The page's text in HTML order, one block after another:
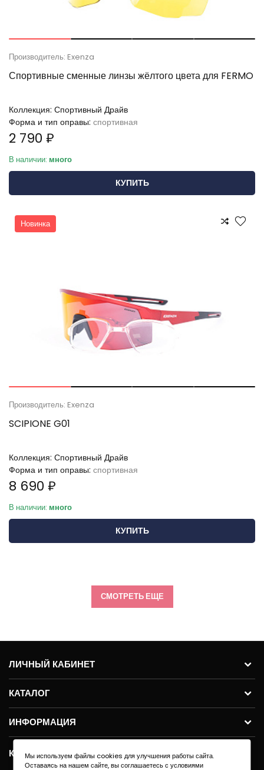
Производитель: Exenza
Спортивные сменные линзы жёлтого цвета для FERMO
Коллекция: Спортивный Драйв
Форма и тип оправы: спортивная
2 790 ₽
В наличии: много
КУПИТЬ
Новинка
Производитель: Exenza
SCIPIONE G01
Коллекция: Спортивный Драйв
Форма и тип оправы: спортивная
8 690 ₽
В наличии: много
КУПИТЬ
СМОТРЕТЬ ЕЩЕ
ЛИЧНЫЙ КАБИНЕТ
КАТАЛОГ
ИНФОРМАЦИЯ
КОНТАКТЫ
Мы используем файлы cookies для улучшения работы сайта.
Оставаясь на нашем сайте, вы соглашаетесь с условиями